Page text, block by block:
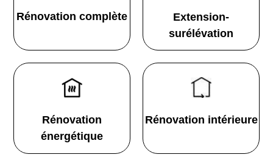
Rénovation complète
Extension-
surélévation
Rénovation
énergétique
Rénovation intérieure